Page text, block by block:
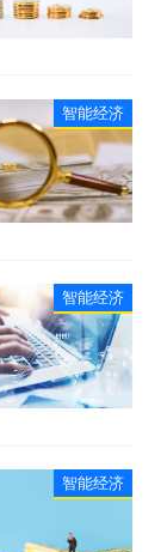
智能经济
智能经济
智能经济